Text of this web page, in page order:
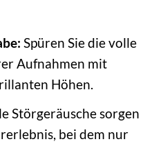
Spüren Sie die volle
Aufnahmen mit
Höhen.
Störgeräusche sorgen
bei dem nur